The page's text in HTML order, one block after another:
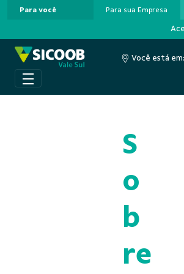
Pular para o Conteúdo principal
Para você Para sua Empresa
Você está
S
o
b
re